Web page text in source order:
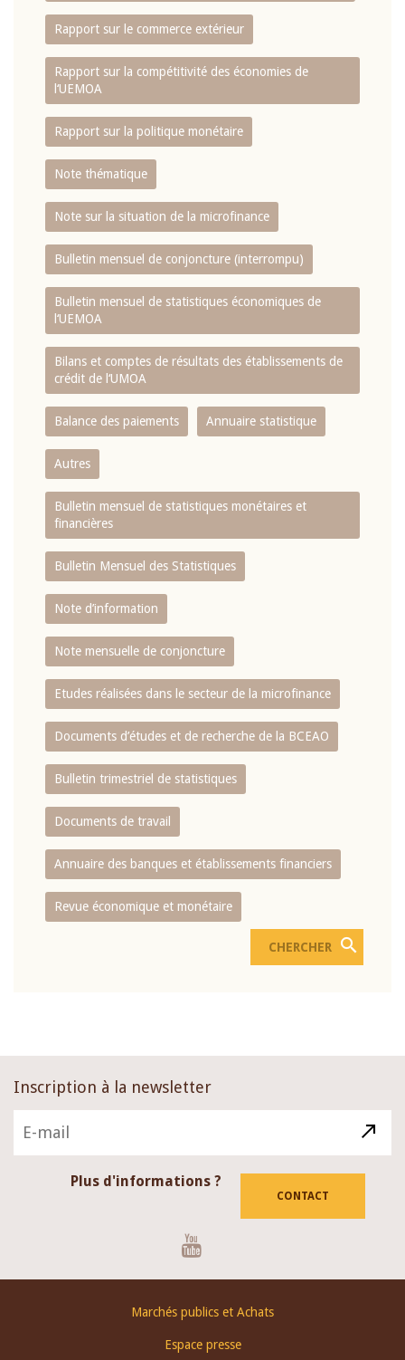
Rapport sur le commerce extérieur
Rapport sur la compétitivité des économies de
l‘UEMOA
Rapport sur la politique monétaire
Note thématique
Note sur la situation de la microfinance
Bulletin mensuel de conjoncture (interrompu)
Bulletin mensuel de statistiques économiques de
l‘UEMOA
Bilans et comptes de résultats des établissements de
crédit de l‘UMOA
Balance des paiements Annuaire statistique
Autres
Bulletin mensuel de statistiques monétaires et
financières
Bulletin Mensuel des Statistiques
Note d’information
Note mensuelle de conjoncture
Etudes réalisées dans le secteur de la microfinance
Documents d’études et de recherche de la BCEAO
Bulletin trimestriel de statistiques
Documents de travail
Annuaire des banques et établissements financiers
Revue économique et monétaire
Inscription à la newsletter
Plus d'informations ?
CONTACT
Marchés publics et Achats
Espace presse